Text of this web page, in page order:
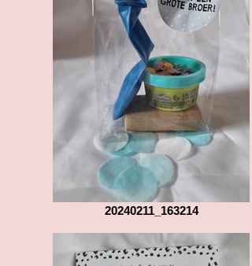
20240211_163214